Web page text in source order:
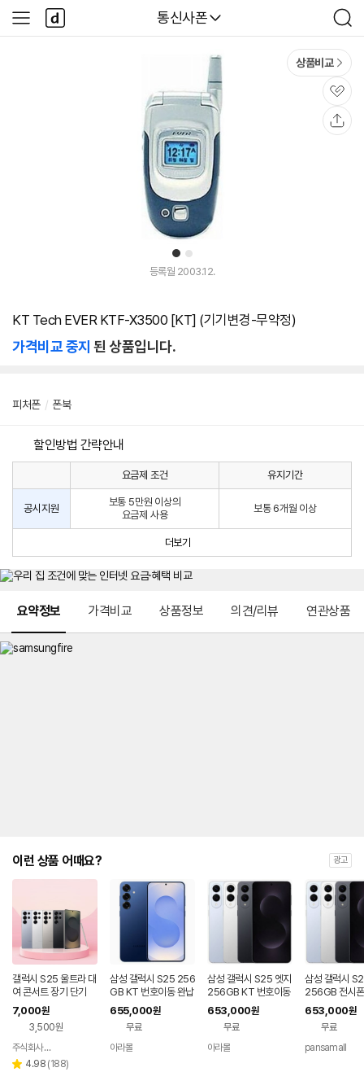
다나와
통신사폰
검
색
사
이
다
나
와
1 2
상품비교
관
심
등록월 2003.12.
KT Tech EVER KTF-X3500 [KT] (기기변경-무약정)
가격비교 중지 된 상품입니다.
피처폰 / 폰북
할인방법 간략안내
원
선
택
약
정
는
대
략
인
을
안
내
를
나
타
는
표
사
인
법
요금제 조건 유지기간
공시지원
보통 5만원 이상의
요금제 사용
보통 6개월 이상
더보기
요약정보 가격비교 상품정보 의견/리뷰 연관상품
이런 상품 어때요? 광고
갤럭시 S25 울트라 대
여 콘서트 장기 단기
7,000원
3,500원
페이
주식회사 폰빌리지
별 4.98 리
(188)
삼성 갤럭시 S25 256
GB KT 번호이동 완납
80요금제
655,000원
무료
아라몰
삼성 갤럭시 S25 엣지
256GB KT 번호이동
완납 80요금제
653,000원
무료
아라몰
삼성 갤럭시
256GB 전시
호이동 완납
653,000원
무료
pansamall